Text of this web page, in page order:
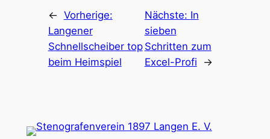
← Vorherige:
Langener
Schnellscheiber top
beim Heimspiel
Nächste: In
sieben
Schritten zum
Excel-Profi
→